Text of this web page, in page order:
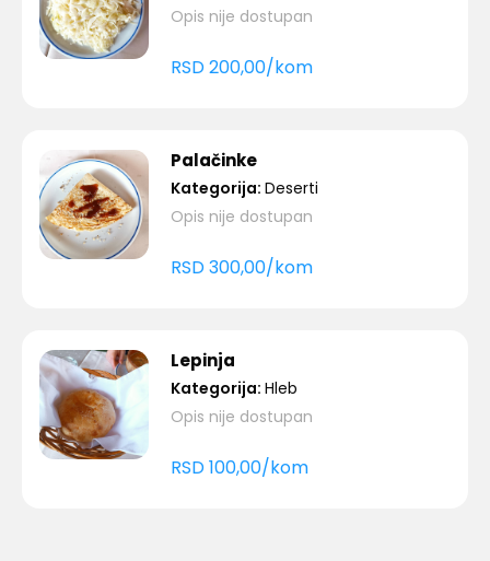
Opis nije dostupan
RSD200,00/kom
Palačinke
Kategorija: Deserti
Opis nije dostupan
RSD300,00/kom
Lepinja
Kategorija: Hleb
Opis nije dostupan
RSD100,00/kom